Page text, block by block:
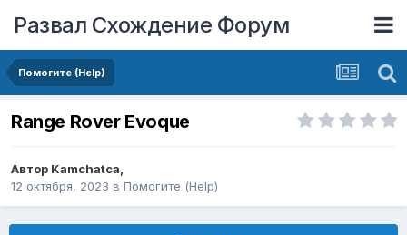
Развал Схождение Форум
Помогите (Help)
Range Rover Evoque
Автор Kamchatca,
12 октября, 2023 в Помогите (Help)